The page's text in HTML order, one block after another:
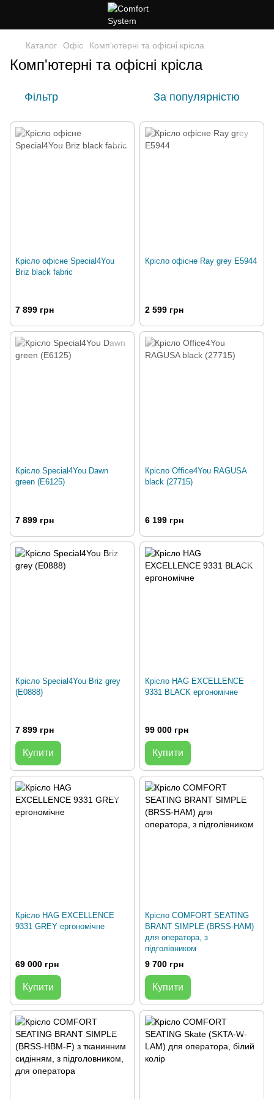
Каталог Офіс Комп'ютерні та офісні крісла
Комп'ютерні та офісні крісла
Фільтр За популярністю
Крісло офісне Special4You
Briz black fabric
7 899 грн
Крісло офісне Ray grey Е5944
2 599 грн
Крісло Special4You Dawn
green (E6125)
7 899 грн
Крісло Office4You RAGUSA
black (27715)
6 199 грн
Крісло Special4You Briz grey
(E0888)
7 899 грн
Купити
Крісло HAG EXCELLENCE
9331 BLACK ергономічне
99 000 грн
Купити
Крісло HAG EXCELLENCE
9331 GREY ергономічне
69 000 грн
Купити
Крісло COMFORT SEATING
BRANT SIMPLE (BRSS-HAM)
для оператора, з
підголівником
9 700 грн
Купити